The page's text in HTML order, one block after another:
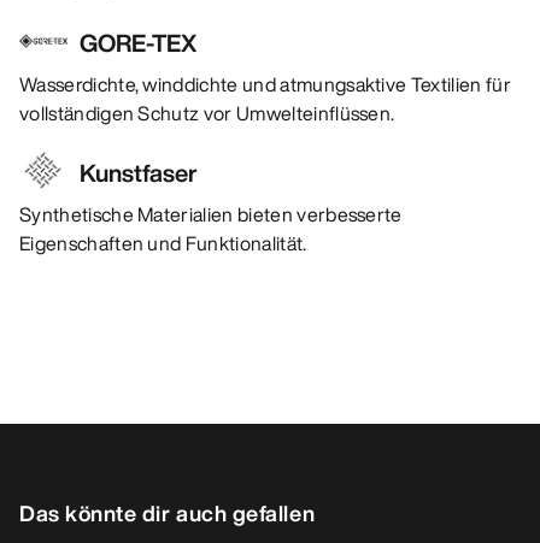
GORE-TEX
Wasserdichte, winddichte und atmungsaktive Textilien für
vollständigen Schutz vor Umwelteinflüssen.
Kunstfaser
Synthetische Materialien bieten verbesserte
Eigenschaften und Funktionalität.
Das könnte dir auch gefallen